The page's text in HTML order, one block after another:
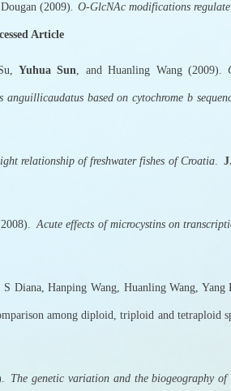
(2009). O-GlcNAc modifications
Article
Yuhua Sun, and Huanling Wang (2009).
based on cytochrome b
relationship of freshwater fishes of Croatia.
Acute effects of microcystins on
Diana, Hanping Wang, Huanling Wang,
among diploid, triploid and tetraploid
The genetic variation and the biogeography of